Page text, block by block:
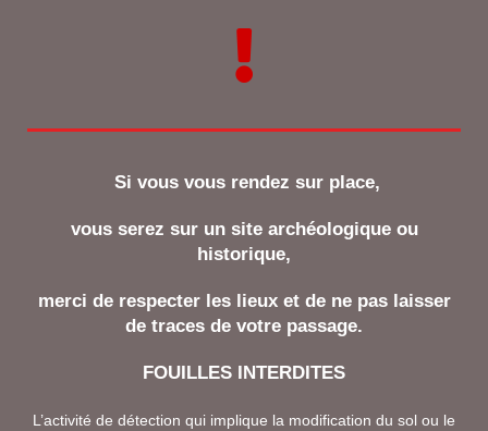
Si vous vous rendez sur place,
vous serez sur un site archéologique ou
historique,
merci de respecter les lieux et de ne pas laisser
de traces de votre passage.
FOUILLES INTERDITES
L’activité de détection qui implique la modification du sol ou le